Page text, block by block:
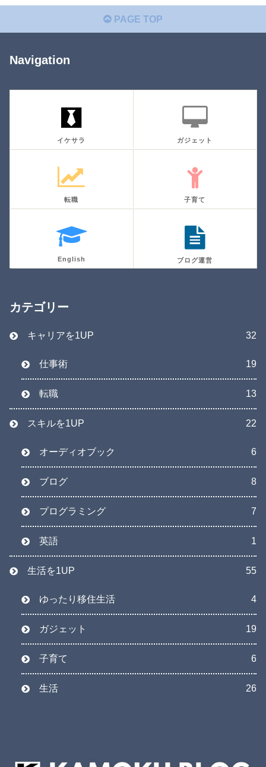
PAGE TOP
Navigation
イケサラ ガジェット
転職 子育て
English ブログ運営
カテゴリー
キャリアを1UP 32
仕事術 19
転職 13
スキルを1UP 22
オーディオブック 6
ブログ 8
プログラミング 7
英語 1
生活を1UP 55
ゆったり移住生活 4
ガジェット 19
子育て 6
生活 26